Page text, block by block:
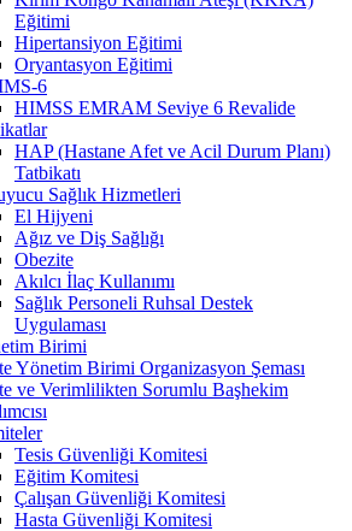
Eğitimi
Hipertansiyon Eğitimi
Oryantasyon Eğitimi
6
HIMSS EMRAM Seviye 6 Revalide
HAP (Hastane Afet ve Acil Durum Planı)
Tatbikatı
Sağlık Hizmetleri
El Hijyeni
Ağız ve Diş Sağlığı
Obezite
Akılcı İlaç Kullanımı
Sağlık Personeli Ruhsal Destek
Uygulaması
Birimi
Yönetim Birimi Organizasyon Şeması
ve Verimlilikten Sorumlu Başhekim
Tesis Güvenliği Komitesi
Eğitim Komitesi
Çalışan Güvenliği Komitesi
Hasta Güvenliği Komitesi